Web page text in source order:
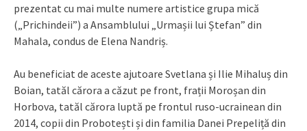
prezentat cu mai multe numere artistice grupa mică
(„Prichindeii”) a Ansamblului „Urmașii lui Ștefan” din
Mahala, condus de Elena Nandriș.
Au beneficiat de aceste ajutoare Svetlana și Ilie Mihaluș din
Boian, tatăl cărora a căzut pe front, frații Moroșan din
Horbova, tatăl cărora luptă pe frontul ruso-ucrainean din
2014, copii din Probotești și din familia Danei Prepeliță din